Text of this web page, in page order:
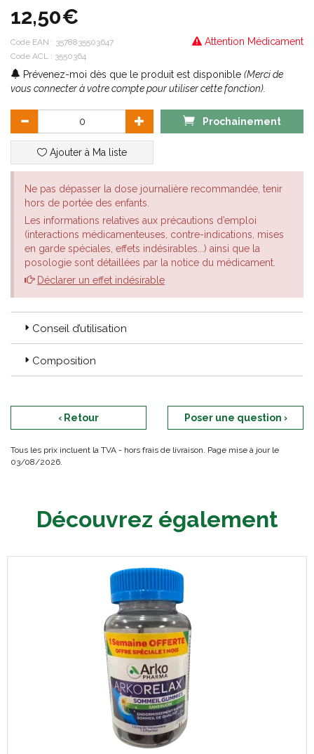
endormir plus rapidement et à améliorer la qualité de votre
sommeil.
La complémentarité de la mélatonine et de 3 plantes pour
faciliter l’endormissement et retrouver un réveil en pleine forme
sans somnolence
Les Gummies Arkorelax Sommeil vous aident à :
-Réduire le temps d’endormissement grâce à leur forte
concentration en mélatonine de 1.9mg*
-Vous relaxer et améliorer votre qualité de sommeil grâce à la
Mélisse et l’Eschscholtzia
-Maintenir une relaxation optimale et favoriser le sommeil grâce
au Tilleul
-Retrouver un bon fonctionnement de votre système
nerveux grâce à la vitamine B6.
Sa formule est sans sucre, sans colorant, sans arôme artificiel,
sans dépendance et végan. Goût fruits rouges.
12,50€
Attention Médicament
Code EAN : 3578835503647
Code ACL : 3550364
Prévenez-moi dès que le produit est disponible (Merci de
vous connecter à votre compte pour utiliser cette fonction).
Prochainement
Ajouter à Ma liste
Ne pas dépasser la dose journalière recommandée, tenir
hors de portée des enfants.
Les informations relatives aux précautions d’emploi
(interactions médicamenteuses, contre-indications, mises
en garde spéciales, effets indésirables...) ainsi que la
posologie sont détaillées par la notice du médicament.
Déclarer un effet indésirable
Conseil d’utilisation
Composition
‹ Retour Poser une question ›
Tous les prix incluent la TVA - hors frais de livraison. Page mise à jour le
03/08/2026.
Découvrez également